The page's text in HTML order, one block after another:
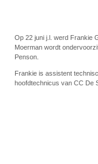
Op 22 juni j.l. werd Frankie
Moerman wordt
Penson.
Frankie is assistent
hoofdtechnicus van CC De